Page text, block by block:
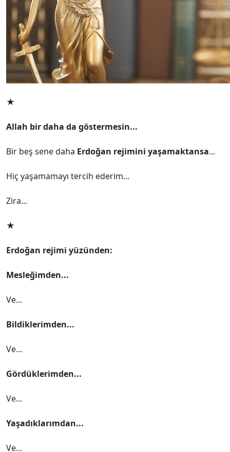
★
Allah bir daha da göstermesin...
Bir beş sene daha Erdoğan rejimini yaşamaktansa...
Hiç yaşamamayı tercih ederim...
Zira...
★
Erdoğan rejimi yüzünden:
Mesleğimden...
Ve...
Bildiklerimden...
Ve...
Gördüklerimden...
Ve...
Yaşadıklarımdan...
Ve...